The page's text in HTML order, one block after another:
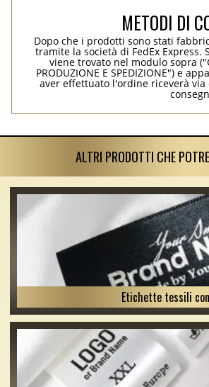
METODI DI
Dopo che i prodotti sono stati
tramite la società di FedEx
viene trovato nel modulo sopra
PRODUZIONE E SPEDIZIONE") e
aver effettuato l'ordine riceverà
ALTRI PRODOTTI CHE
Etichette tessili